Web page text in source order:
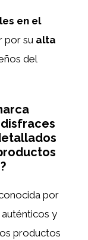
en el
por su alta
del
por
auténticos y
productos